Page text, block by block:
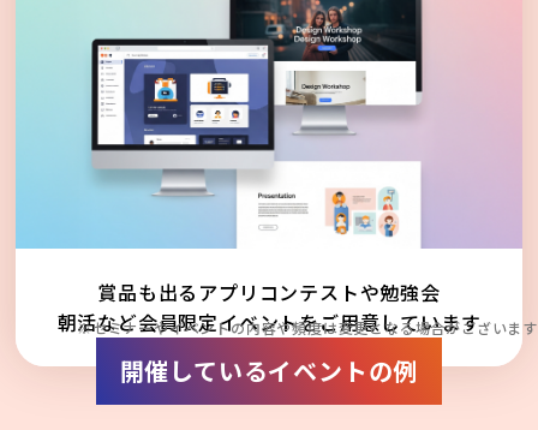
賞品も出るアプリコンテストや勉強会
朝活など会員限定イベントをご用意しています
※セミナーやイベントの内容や頻度は変更となる場合がございます
開催しているイベントの例